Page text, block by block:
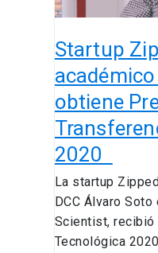
Startup
obtiene
2020
La startup
DCC Álvaro
Scientist, recibió
Tecnológica
Transferencia
2020